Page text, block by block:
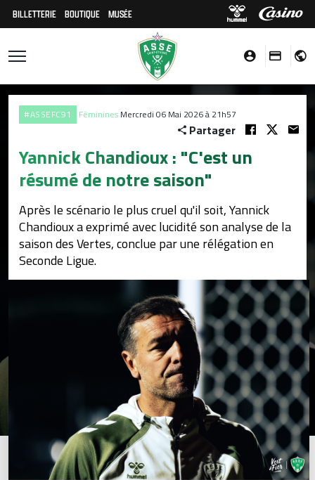
BILLETTERIE BOUTIQUE MUSÉE
#ASSEFC91 Féminines Mercredi 06 Mai 2026 à 21h57
Partager
Yannick Chandioux : "C'est un
résumé de notre saison"
Après le scénario le plus cruel qu'il soit, Yannick
Chandioux a exprimé avec lucidité son analyse de la
saison des Vertes, conclue par une rélégation en
Seconde Ligue.